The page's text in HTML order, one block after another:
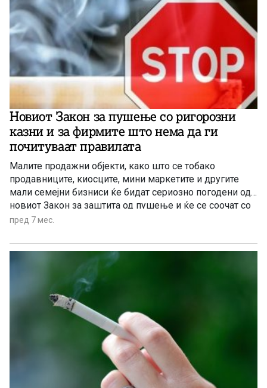
Новиот Закон за пушење со ригорозни
казни и за фирмите што нема да ги
почитуваат правилата
Малите продажни објекти, како што се тобако
продавниците, киосците, мини маркетите и другите
мали семејни бизниси ќе бидат сериозно погодени од
новиот Зaкон за заштита од пушење и ќе се соочат со
сериозни дополнителни трошоци и загуби поради кои
принудени целосно да ги затворат продавниците.
пред 7 мес.